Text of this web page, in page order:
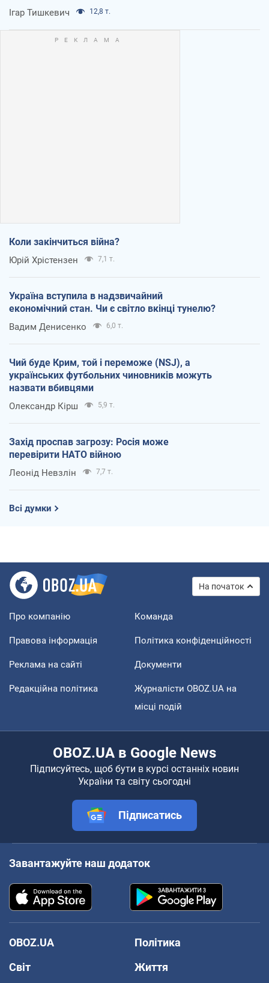
Ігар Тишкевич 12,8 т.
Коли закінчиться війна?
Юрій Хрістензен 7,1 т.
Україна вступила в надзвичайний
економічний стан. Чи є світло вкінці тунелю?
Вадим Денисенко 6,0 т.
Чий буде Крим, той і переможе (NSJ), а
українських футбольних чиновників можуть
назвати вбивцями
Олександр Кірш 5,9 т.
Захід проспав загрозу: Росія може
перевірити НАТО війною
Леонід Невзлін 7,7 т.
Всі думки
На початок
Про компанію Команда
Правова інформація Політика конфіденційності
Реклама на сайті Документи
Редакційна політика
Журналісти OBOZ.UA на
місці подій
OBOZ.UA в Google News
Підписуйтесь, щоб бути в курсі останніх новин
України та світу сьогодні
Підписатись
Завантажуйте наш додаток
OBOZ.UA
Політика
Світ
Життя